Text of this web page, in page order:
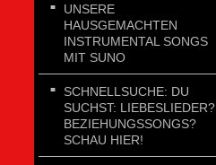
UNSERE
HAUSGEMACHTEN
INSTRUMENTAL SONGS
MIT SUNO
SCHNELLSUCHE: DU
SUCHST: LIEBESLIEDER?
BEZIEHUNGSSONGS?
SCHAU HIER!